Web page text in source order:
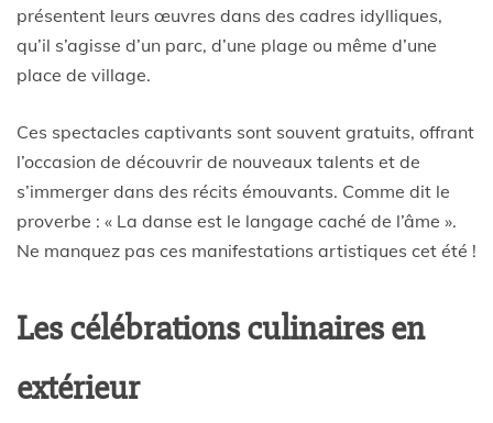
présentent leurs œuvres dans des cadres idylliques,
qu’il s’agisse d’un parc, d’une plage ou même d’une
place de village.
Ces spectacles captivants sont souvent gratuits, offrant
l’occasion de découvrir de nouveaux talents et de
s’immerger dans des récits émouvants. Comme dit le
proverbe : « La danse est le langage caché de l’âme ».
Ne manquez pas ces manifestations artistiques cet été !
Les célébrations culinaires en
extérieur